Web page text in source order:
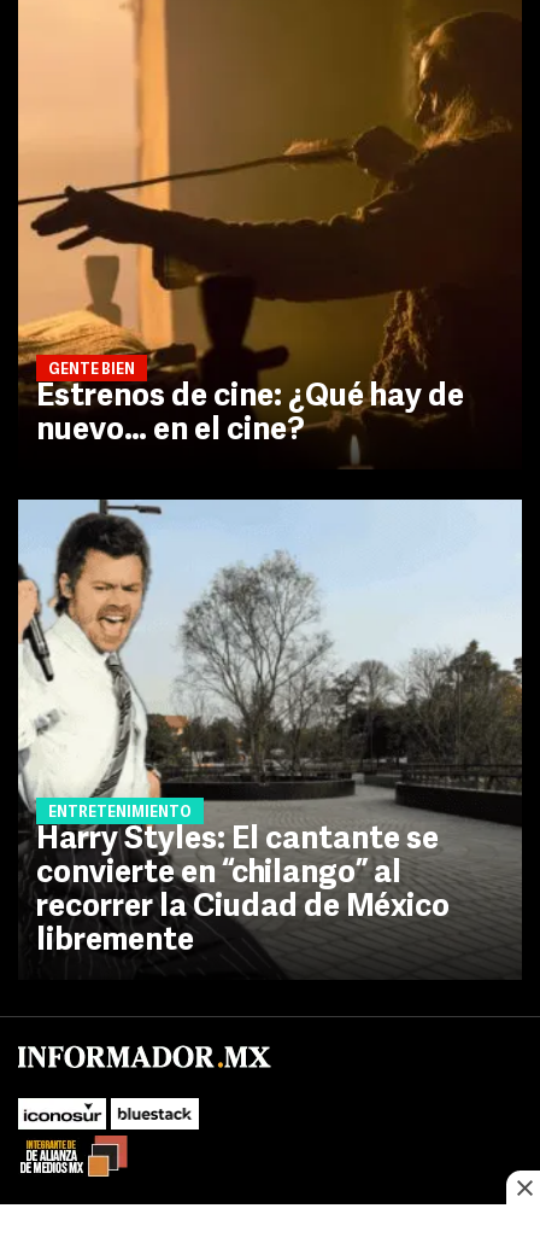
GENTE BIEN
Estrenos de cine: ¿Qué hay de
nuevo… en el cine?
ENTRETENIMIENTO
Harry Styles: El cantante se
convierte en “chilango” al
recorrer la Ciudad de México
libremente